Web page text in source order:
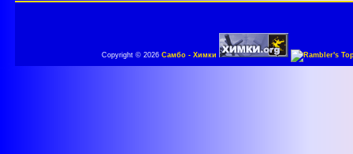
Copyright © 2026Самбо - Химки